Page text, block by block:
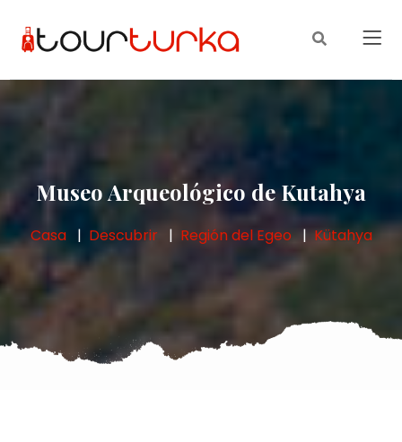
Museo Arqueológico de Kutahya
Casa Descubrir Región del Egeo Kütahya